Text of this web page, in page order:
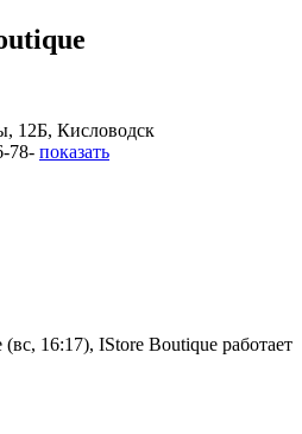
12Б, Кисловодск
78- показать
16:17), IStore Boutique работает